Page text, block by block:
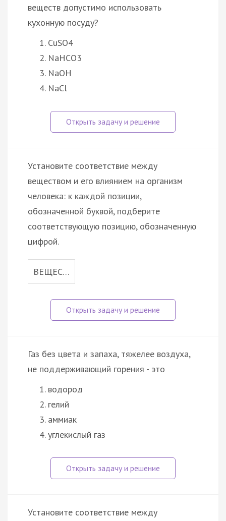
веществ допустимо использовать
кухонную посуду?
CuSO4
NaHCO3
NaOH
NaCl
Установите соответствие между
веществом и его влиянием на организм
человека: к каждой позиции,
обозначенной буквой, подберите
соответствующую позицию, обозначенную
цифрой.
ВЕЩЕС…
Газ без цвета и запаха, тяжелее воздуха,
не поддерживающий горения - это
водород
гелий
аммиак
углекислый газ
Установите соответствие между